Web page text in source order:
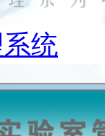
统